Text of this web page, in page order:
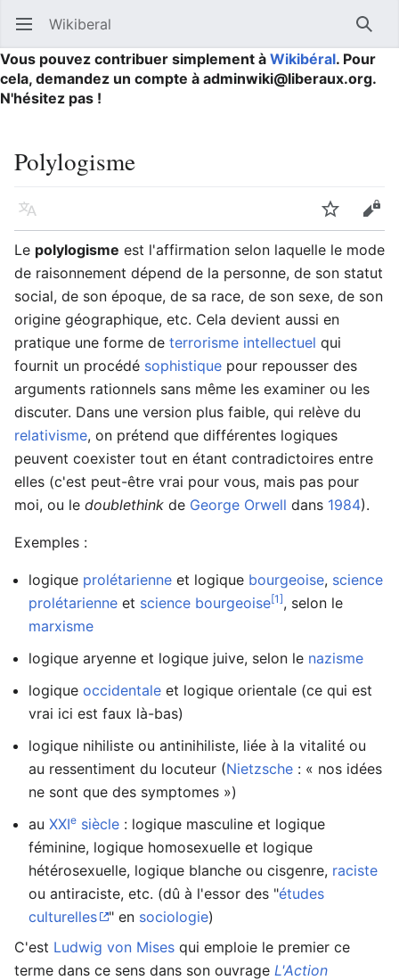
Ouvrir le menu principal Wikiberal
Vous pouvez contribuer simplement à Wikibéral. Pour
cela, demandez un compte à adminwiki@liberaux.org.
N'hésitez pas !
Polylogisme
Langue Suivre
Le polylogisme est l'affirmation selon laquelle le mode
de raisonnement dépend de la personne, de son statut
social, de son époque, de sa race, de son sexe, de son
origine géographique, etc. Cela devient aussi en
pratique une forme de terrorisme intellectuel qui
fournit un procédé sophistique pour repousser des
arguments rationnels sans même les examiner ou les
discuter. Dans une version plus faible, qui relève du
relativisme, on prétend que différentes logiques
peuvent coexister tout en étant contradictoires entre
elles (c'est peut-être vrai pour vous, mais pas pour
moi, ou le doublethink de George Orwell dans 1984).
Exemples :
logique prolétarienne et logique bourgeoise, science
prolétarienne et science bourgeoise[1], selon le
marxisme
logique aryenne et logique juive, selon le nazisme
logique occidentale et logique orientale (ce qui est
vrai ici est faux là-bas)
logique nihiliste ou antinihiliste, liée à la vitalité ou
au ressentiment du locuteur (Nietzsche : « nos idées
ne sont que des symptomes »)
au XXIe siècle : logique masculine et logique
féminine, logique homosexuelle et logique
hétérosexuelle, logique blanche ou cisgenre, raciste
ou antiraciste, etc. (dû à l'essor des "études
culturelles
" en sociologie)
C'est Ludwig von Mises qui emploie le premier ce
terme dans ce sens dans son ouvrage L'Action